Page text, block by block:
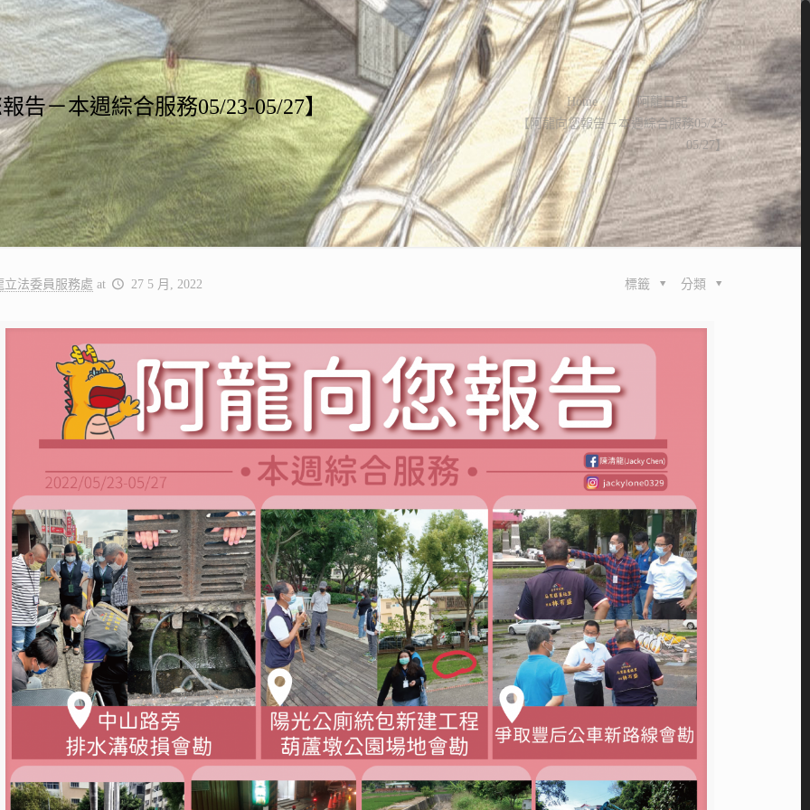
告－本週綜合服務05/23-05/27】 Home
阿龍日記
【阿龍向您報告－本週綜合服務05/23-
05/27】
立法委員服務處 at 27 5 月, 2022 分類
標籤